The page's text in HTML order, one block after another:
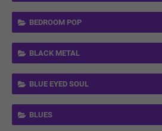
BEDROOM POP
BLACK METAL
BLUE EYED SOUL
BLUES